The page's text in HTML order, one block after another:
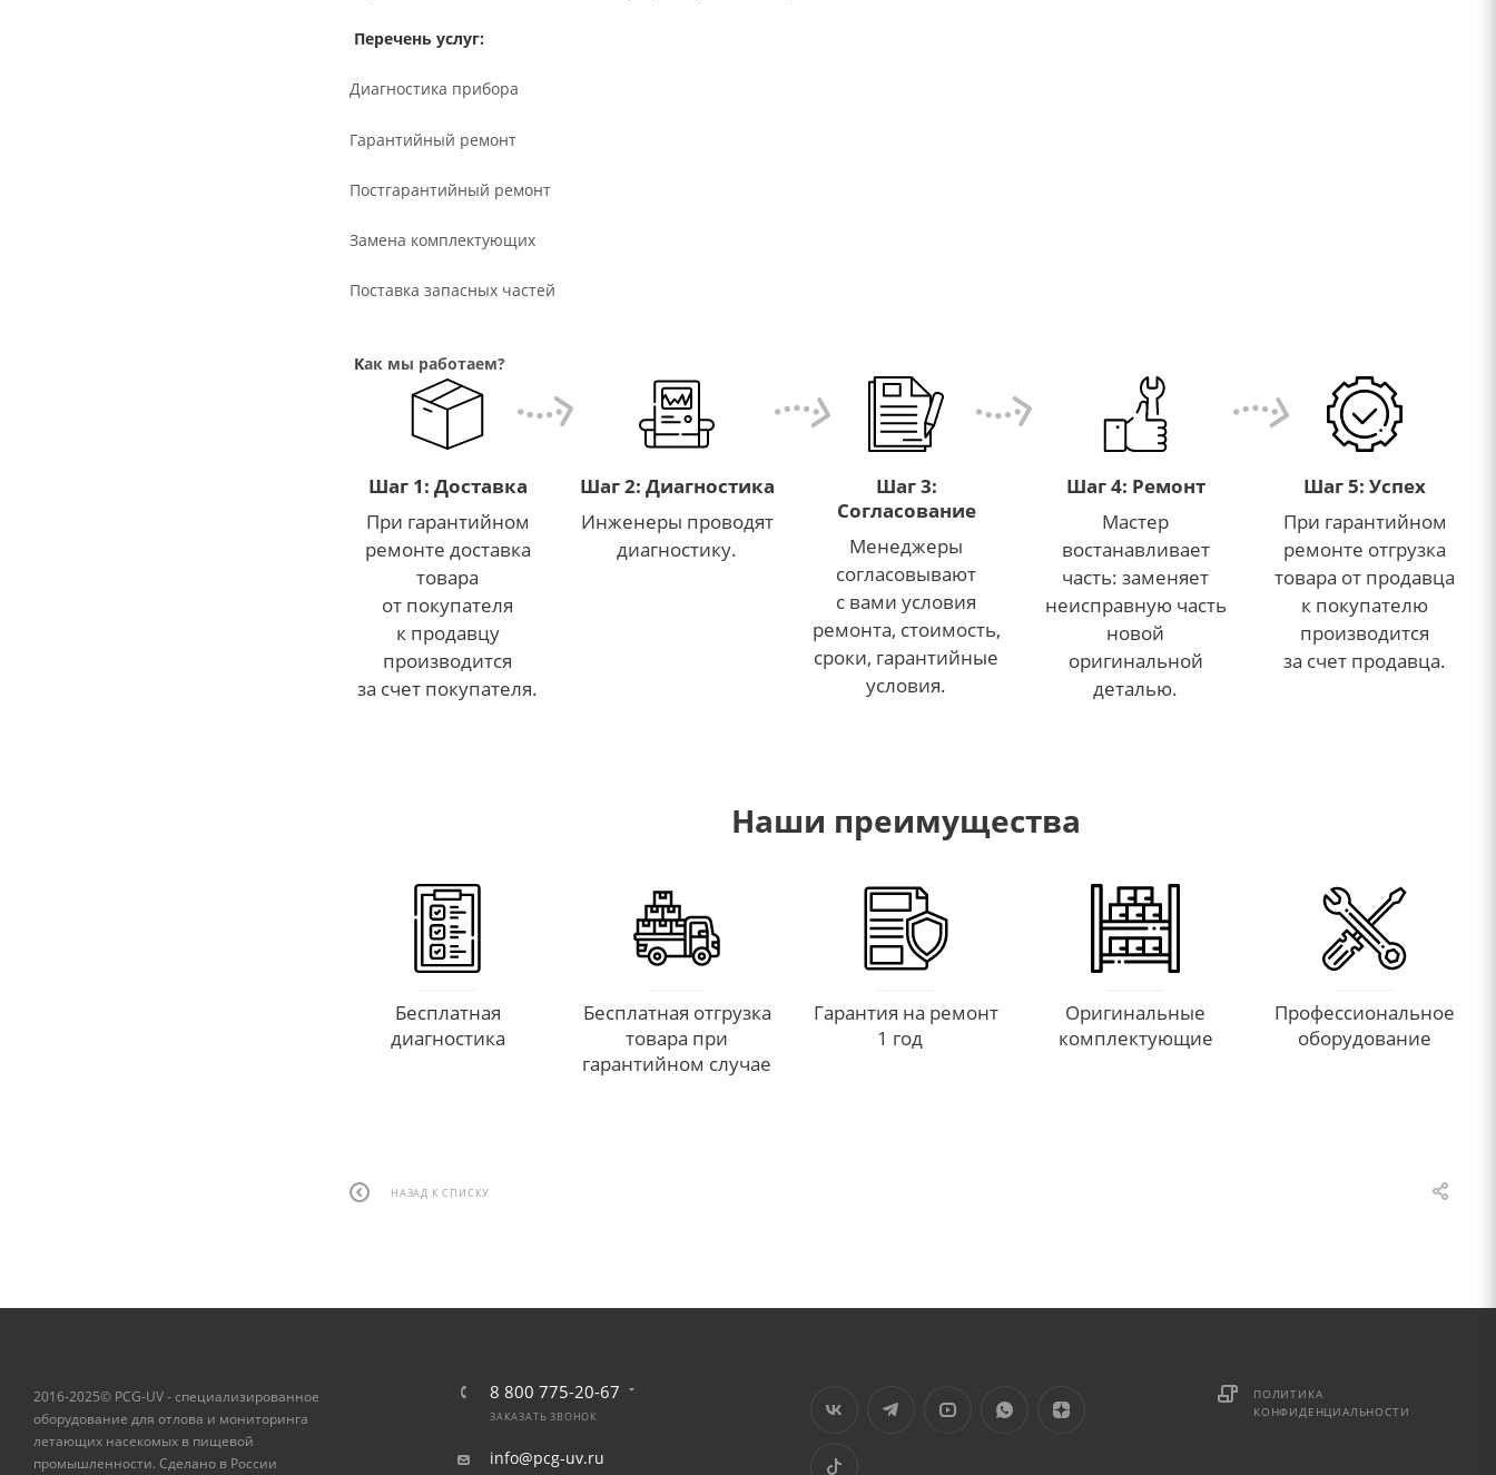
Перечень услуг:
Диагностика прибора
Гарантийный ремонт
Постгарантийный ремонт
Замена комплектующих
Поставка запасных частей
Как мы работаем?
Шаг 1: Доставка
При гарантийном
ремонте доставка
товара
от покупателя
к продавцу
производится
за счет покупателя.
Шаг 2: Диагностика
Инженеры проводят
диагностику.
Шаг 3:
Согласование
Менеджеры
согласовывают
с вами условия
ремонта, стоимость,
сроки, гарантийные
условия.
Шаг 4: Ремонт
Мастер
востанавливает
часть: заменяет
неисправную часть
новой
оригинальной
деталью.
Шаг 5: Успех
При гарантийном
ремонте отгрузка
товара от продавца
к покупателю
производится
за счет продавца.
Наши преимущества
Бесплатная
диагностика
Бесплатная отгрузка
товара при
гарантийном случае
Гарантия на ремонт
1 год
Оригинальные
комплектующие
Профессиональное
оборудование
НАЗАД К СПИСКУ
2016-2025© PCG-UV - специализированное
оборудование для отлова и мониторинга
летающих насекомых в пищевой
промышленности. Сделано в России
8 800 775-20-67
ЗАКАЗАТЬ ЗВОНОК
info@pcg-uv.ru
ПОЛИТИКА
КОНФИДЕНЦИАЛЬНОСТИ